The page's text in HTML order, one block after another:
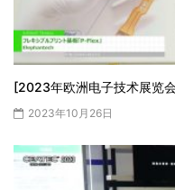
[2023年欧洲电子技术展览
2023年10月26日